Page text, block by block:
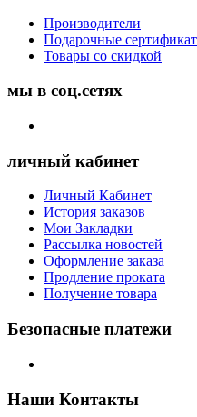
Производители
Подарочные
Товары со скидкой
мы в соц.сетях
личный кабинет
Личный Кабинет
История заказов
Мои Закладки
Рассылка новостей
Оформление заказа
Продление проката
Получение товара
Безопасные платежи
Наши Контакты